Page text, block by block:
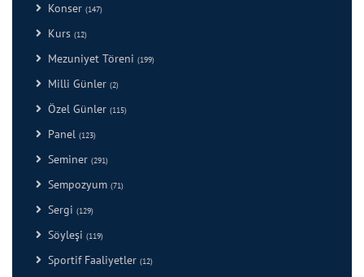
Konser (147)
Kurs (12)
Mezuniyet Töreni (199)
Milli Günler (2)
Özel Günler (115)
Panel (123)
Seminer (291)
Sempozyum (71)
Sergi (129)
Söyleşi (119)
Sportif Faaliyetler (12)